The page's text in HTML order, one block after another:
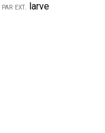
par ext. larve